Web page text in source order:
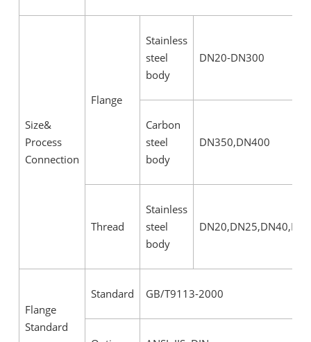
Size&
Process
Connection
Flange
Stainless
steel
body
DN20-DN300
Carbon
steel
body
DN350,DN400
Thread
Stainless
steel
body
Flange
Standard
Standard GB/T9113-2000